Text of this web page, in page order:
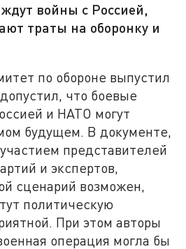
войны с Россией,
траты на оборонку и
по обороне выпустил
что боевые
и НАТО могут
будущем. В документе,
представителей
и экспертов,
сценарий возможен,
политическую
При этом авторы
операция могла бы